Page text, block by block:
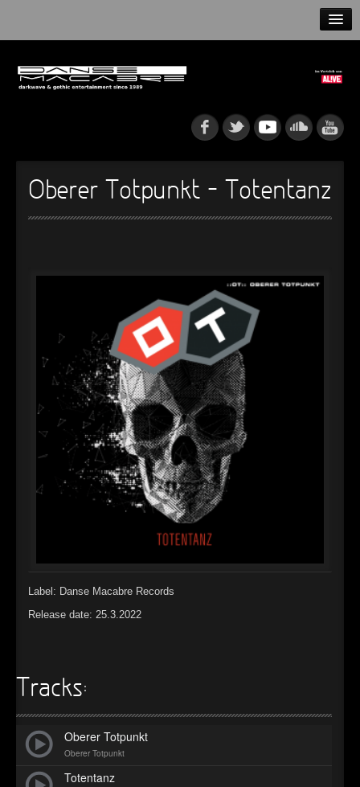
NEWS
► Rattenfänger
Oberer Totpunkt
► Dia De Los Muertos
Oberer Totpunkt
► Alltag macht tot
Oberer Totpunkt
► Die Krieger
Oberer Totpunkt
► Imperator
Oberer Totpunkt
► Maschinenherz
Oberer Totpunkt
Der Siebte Tag
Oberer Totpunkt
Langfristig gesehen (sind wir alle tot)
Oberer Totpunkt
► Blutmond
► Totentanz
►
Oberer Totpunkt
►
Oberer Totpunkt – Totentanz
Label: Danse Macabre Records
Release date: 25.3.2022
Tracks:
Oberer Totpunkt
Oberer Totpunkt
Totentanz